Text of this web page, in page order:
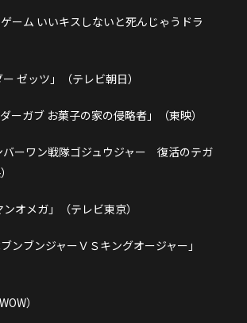
ーム いいキスしないと死んじゃうドラ
ゼッツ」（テレビ朝日）
ーガブ お菓子の家の侵略者」（東映）
バーワン戦隊ゴジュウジャー 復活のテガ
オメガ」（テレビ東京）
ンブンジャーＶＳキングオージャー」
）